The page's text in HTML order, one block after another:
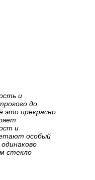
и
до
это прекрасно
и
особый
стекло